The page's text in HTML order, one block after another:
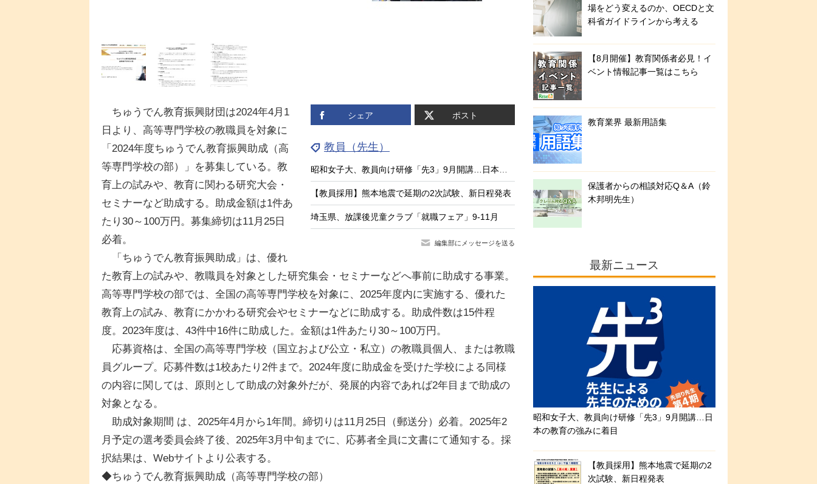
シェア ポスト
教員（先生）
【教員採用】熊本地震で延期の2次試験、新日程発表
埼玉県、放課後児童クラブ「就職フェア」9-11月
編集部にメッセージを送る
ちゅうでん教育振興財団は2024年4月1
日より、高等専門学校の教職員を対象に
「2024年度ちゅうでん教育振興助成（高
等専門学校の部）」を募集している。教
育上の試みや、教育に関わる研究大会・
セミナーなど助成する。助成金額は1件あ
たり30～100万円。募集締切は11月25日
必着。
「ちゅうでん教育振興助成」は、優れ
た教育上の試みや、教職員を対象とした研究集会・セミナーなどへ事前に助成する事業。
高等専門学校の部では、全国の高等専門学校を対象に、2025年度内に実施する、優れた
教育上の試み、教育にかかわる研究会やセミナーなどに助成する。助成件数は15件程
度。2023年度は、43件中16件に助成した。金額は1件あたり30～100万円。
応募資格は、全国の高等専門学校（国立および公立・私立）の教職員個人、または教職
員グループ。応募件数は1校あたり2件まで。2024年度に助成金を受けた学校による同様
の内容に関しては、原則として助成の対象外だが、発展的内容であれば2年目まで助成の
対象となる。
助成対象期間 は、2025年4月から1年間。締切りは11月25日（郵送分）必着。2025年2
月予定の選考委員会終了後、2025年3月中旬までに、応募者全員に文書にて通知する。採
択結果は、Webサイトより公表する。
◆ちゅうでん教育振興助成（高等専門学校の部）
場をどう変えるのか、OECDと文
科省ガイドラインから考える
【8月開催】教育関係者必見！イ
ベント情報記事一覧はこちら
教育業界 最新用語集
保護者からの相談対応Q＆A（鈴
木邦明先生）
最新ニュース
昭和女子大、教員向け研修「先3」9月開講…日
本の教育の強みに着目
【教員採用】熊本地震で延期の2
次試験、新日程発表